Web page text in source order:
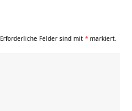
Erforderliche Felder sind mit * markiert.